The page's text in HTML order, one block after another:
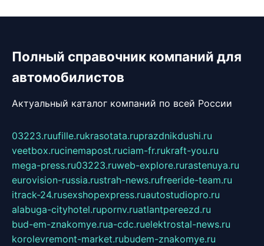
Полный справочник компаний для
автомобилистов
Актуальный каталог компаний по всей России
03223.ruufille.rukrasotata.ruprazdnikdushi.ru
veetbox.rucinemapost.ruciam-fr.rukraft-you.ru
mega-press.ru03223.ruweb-explore.rurastenuya.ru
eurovision-russia.rustrah-news.rufreeride-team.ru
itrack-24.rusexshopexpress.ruautostudiopro.ru
alabuga-cityhotel.rupornv.ruatlantpereezd.ru
bud-em-znakomye.rua-cdc.ruelektrostal-news.ru
korolevremont-market.rubudem-znakomye.ru